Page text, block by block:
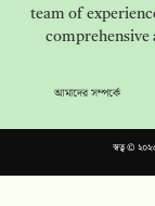
team of
comprehensive
আমাদের সম্পর্কে
স্বত্ব ©